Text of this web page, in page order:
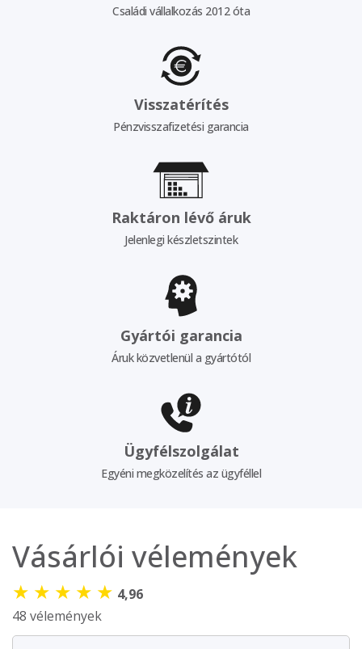
Családi vállalkozás 2012 óta
Visszatérítés
Pénzvisszafizetési garancia
Raktáron lévő áruk
Jelenlegi készletszintek
Gyártói garancia
Áruk közvetlenül a gyártótól
Ügyfélszolgálat
Egyéni megközelítés az ügyféllel
Vásárlói vélemények
★ ★ ★ ★ ★ 4,96
48 vélemények